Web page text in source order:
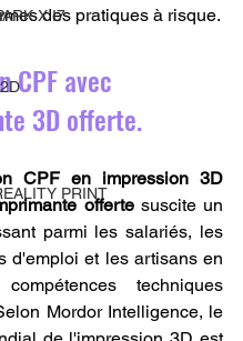
X I7
PRINT
des pratiques à risque.
CPF avec
3D offerte.
CPF en impression 3D
offerte suscite un
parmi les salariés, les
d'emploi et les artisans en
techniques
Mordor Intelligence, le